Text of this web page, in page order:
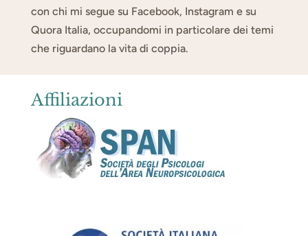
con chi mi segue su Facebook, Instagram e su
Quora Italia, occupandomi in particolare dei temi
che riguardano la vita di coppia.
Affiliazioni